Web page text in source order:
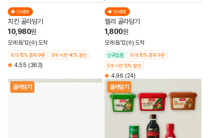
더세페
치킨 골라담기
10,980원
모레 8/12(수) 도착
최대 15% 중복쿠폰 6개 사면 40% 할인
4.55 (363)
더세페
젤리 골라담기
1,800원
모레 8/12(수) 도착
신규입점
최대 15% 중복쿠폰
5개 사면 10% 할인
4.96 (24)
골라담기
골라담기